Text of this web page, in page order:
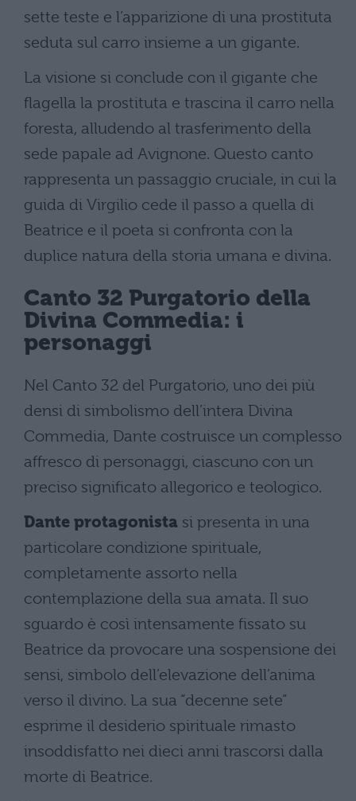
sette teste e l’apparizione di una prostituta
seduta sul carro insieme a un gigante.
La visione si conclude con il gigante che
flagella la prostituta e trascina il carro nella
foresta, alludendo al trasferimento della
sede papale ad Avignone. Questo canto
rappresenta un passaggio cruciale, in cui la
guida di Virgilio cede il passo a quella di
Beatrice e il poeta si confronta con la
duplice natura della storia umana e divina.
Canto 32 Purgatorio della
Divina Commedia: i
personaggi
Nel Canto 32 del Purgatorio, uno dei più
densi di simbolismo dell’intera Divina
Commedia, Dante costruisce un complesso
affresco di personaggi, ciascuno con un
preciso significato allegorico e teologico.
Dante protagonista si presenta in una
particolare condizione spirituale,
completamente assorto nella
contemplazione della sua amata. Il suo
sguardo è così intensamente fissato su
Beatrice da provocare una sospensione dei
sensi, simbolo dell’elevazione dell’anima
verso il divino. La sua “decenne sete”
esprime il desiderio spirituale rimasto
insoddisfatto nei dieci anni trascorsi dalla
morte di Beatrice.